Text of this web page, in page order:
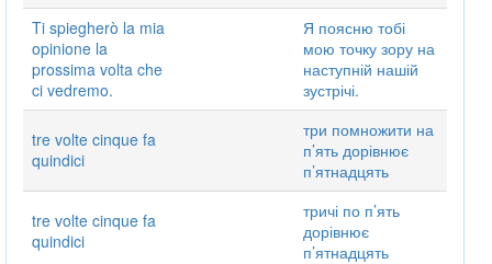
Ti spiegherò la mia
opinione la
prossima volta che
ci vedremo.
Я поясню тобі
мою точку зору на
наступній нашій
зустрічі.
tre volte cinque fa
quindici
три помножити на
п’ять дорівнює
п’ятнадцять
tre volte cinque fa
quindici
тричі по п’ять
дорівнює
п’ятнадцять